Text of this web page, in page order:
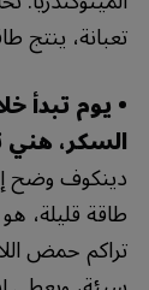
تعبانة، ينتج
• يوم تبدأ
السكر،
دينكوف وضح
طاقة قليلة،
تراكم حمض